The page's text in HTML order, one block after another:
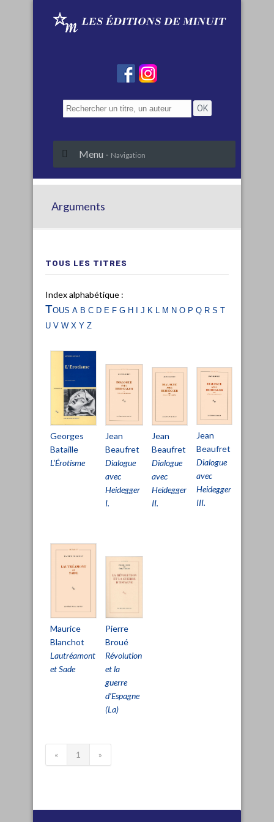
Menu - Navigation
Arguments
TOUS LES TITRES
Index alphabétique :
Tous a b c d e fg h i j k l m no p q rs t
uvwx yz
Georges
Bataille
L’Érotisme
Jean
Beaufret
Dialogue
avec
Heidegger
I.
Jean
Beaufret
Dialogue
avec
Heidegger
II.
Jean
Beaufret
Dialogue
avec
Heidegger
III.
Maurice
Blanchot
Lautréamont
et Sade
Pierre
Broué
Révolution
et la
guerre
d’Espagne
(La)
« 1 »